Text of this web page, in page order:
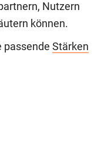
Nutzern
können.
passende Stärken